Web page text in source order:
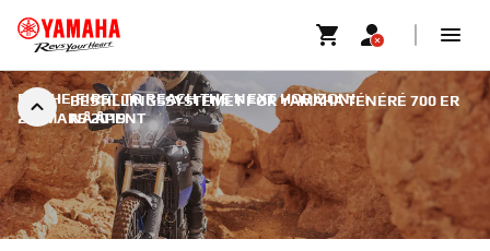
BESTILLINGSSYSTEMET FOR YAMAHA TÉNÉRÉ 700 ER
NÅ ÅPENT
BE THE FIRST TO REACH THE NEXT HORIZON! |
26. MARS 2019